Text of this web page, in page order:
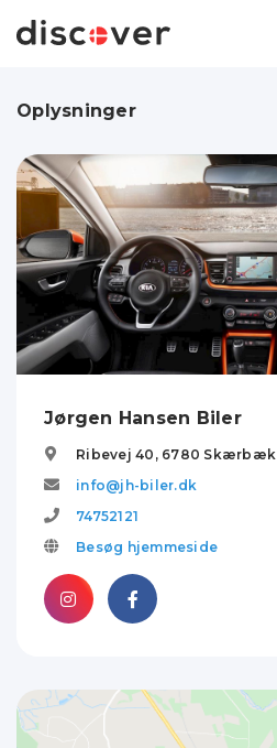
Oplysninger
Jørgen Hansen Biler
Ribevej 40, 6780 Skærbæk
info@jh-biler.dk
74752121
Besøg hjemmeside